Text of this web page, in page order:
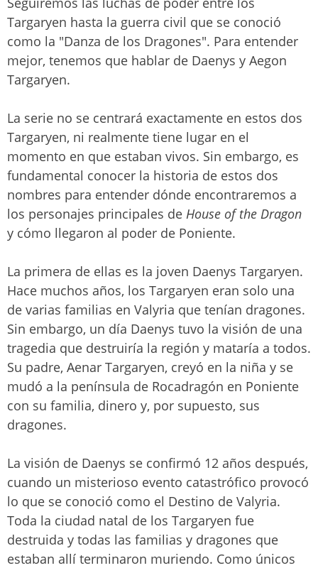
Targaryen hasta la guerra civil que se conoció
como la "Danza de los Dragones". Para entender
mejor, tenemos que hablar de Daenys y Aegon
Targaryen.
La serie no se centrará exactamente en estos dos
Targaryen, ni realmente tiene lugar en el
momento en que estaban vivos. Sin embargo, es
fundamental conocer la historia de estos dos
nombres para entender dónde encontraremos a
los personajes principales de House of the Dragon
y cómo llegaron al poder de Poniente.
La primera de ellas es la joven Daenys Targaryen.
Hace muchos años, los Targaryen eran solo una
de varias familias en Valyria que tenían dragones.
Sin embargo, un día Daenys tuvo la visión de una
tragedia que destruiría la región y mataría a todos.
Su padre, Aenar Targaryen, creyó en la niña y se
mudó a la península de Rocadragón en Poniente
con su familia, dinero y, por supuesto, sus
dragones.
La visión de Daenys se confirmó 12 años después,
cuando un misterioso evento catastrófico provocó
lo que se conoció como el Destino de Valyria.
Toda la ciudad natal de los Targaryen fue
destruida y todas las familias y dragones que
estaban allí terminaron muriendo. Como únicos